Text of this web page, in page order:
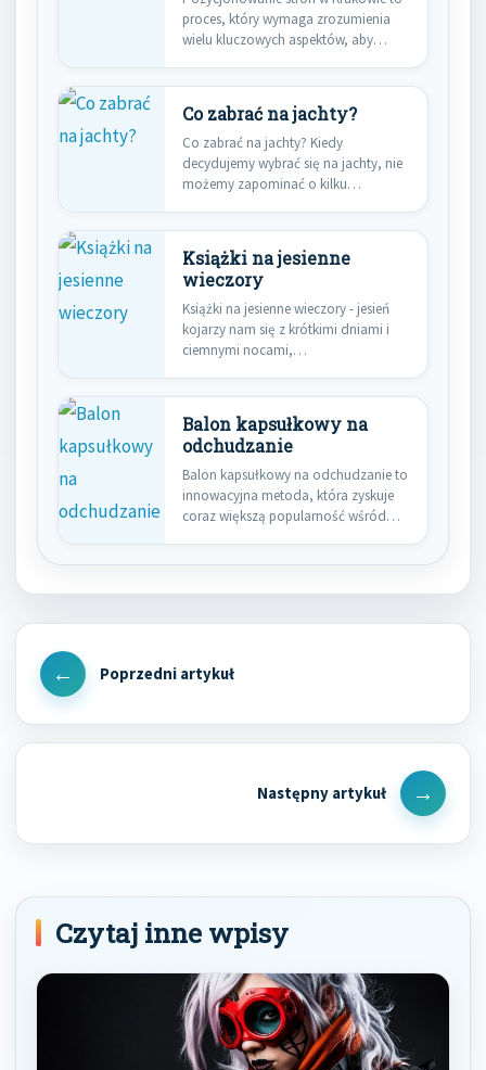
proces, który wymaga zrozumienia
wielu kluczowych aspektów, aby
Co zabrać na jachty?
Co zabrać na jachty? Kiedy
decydujemy wybrać się na jachty, nie
możemy zapominać o kilku…
Książki na jesienne
wieczory
Książki na jesienne wieczory - jesień
kojarzy nam się z krótkimi dniami i
ciemnymi nocami,…
Balon kapsułkowy na
odchudzanie
Balon kapsułkowy na odchudzanie to
innowacyjna metoda, która zyskuje
coraz większą popularność wśród
Nawigacja
wpisu
Previous
Next
Post
Czytaj inne wpisy